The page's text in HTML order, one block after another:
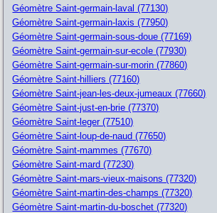
Géomètre Saint-germain-laval (77130)
Géomètre Saint-germain-laxis (77950)
Géomètre Saint-germain-sous-doue (77169)
Géomètre Saint-germain-sur-ecole (77930)
Géomètre Saint-germain-sur-morin (77860)
Géomètre Saint-hilliers (77160)
Géomètre Saint-jean-les-deux-jumeaux (77660)
Géomètre Saint-just-en-brie (77370)
Géomètre Saint-leger (77510)
Géomètre Saint-loup-de-naud (77650)
Géomètre Saint-mammes (77670)
Géomètre Saint-mard (77230)
Géomètre Saint-mars-vieux-maisons (77320)
Géomètre Saint-martin-des-champs (77320)
Géomètre Saint-martin-du-boschet (77320)